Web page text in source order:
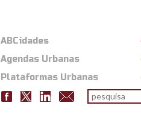
ABCidades
Agendas Urbanas
Plataformas Urbanas
pesquisar